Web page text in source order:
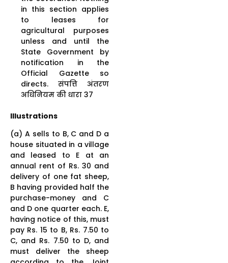
in this section applies
to leases for
agricultural purposes
unless and until the
State Government by
notification in the
Official Gazette so
directs. संपत्ति अंतरण
अधिनियम की धारा 37
Illustrations
(a) A sells to B, C and D a
house situated in a village
and leased to E at an
annual rent of Rs. 30 and
delivery of one fat sheep,
B having provided half the
purchase-money and C
and D one quarter each. E,
having notice of this, must
pay Rs. 15 to B, Rs. 7.50 to
C, and Rs. 7.50 to D, and
must deliver the sheep